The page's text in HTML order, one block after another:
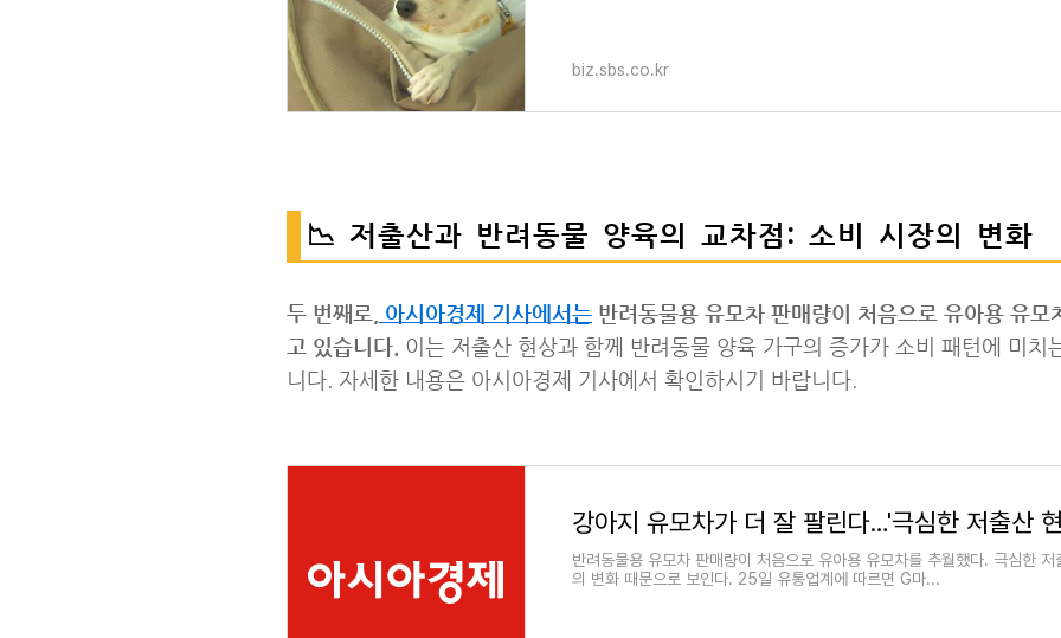
biz.sbs.co.kr
📉 저출산과 반려동물 양육의 교차점: 소비 시장의 변화
두 번째로, 아시아경제 기사에서는 반려동물용 유모차 판매량이 처음으로 유아용 유모
고 있습니다. 이는 저출산 현상과 함께 반려동물 양육 가구의 증가가 소비 패턴에 미치
니다. 자세한 내용은 아시아경제 기사에서 확인하시기 바랍니다.
반려동물용 유모차 판매량이 처음으로 유아용 유모차를 추월했다. 극심한
의 변화 때문으로 보인다. 25일 유통업계에 따르면 G마...